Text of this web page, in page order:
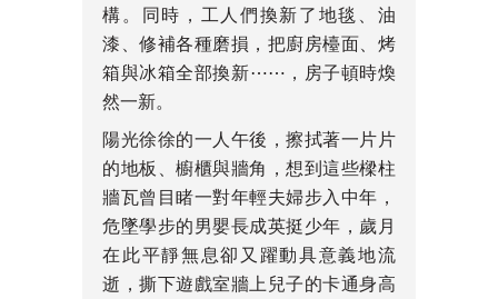
構。同時，工人們換新了地毯、油
漆、修補各種磨損，把廚房檯面、烤
箱與冰箱全部換新⋯⋯，房子頓時煥
然一新。
陽光徐徐的一人午後，擦拭著一片片
的地板、櫥櫃與牆角，想到這些樑柱
牆瓦曾目睹一對年輕夫婦步入中年，
危墜學步的男嬰長成英挺少年，歲月
在此平靜無息卻又躍動具意義地流
逝，撕下遊戲室牆上兒子的卡通身高